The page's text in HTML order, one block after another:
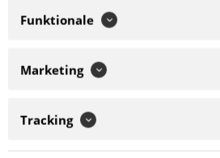
Funktionale
Marketing
Tracking